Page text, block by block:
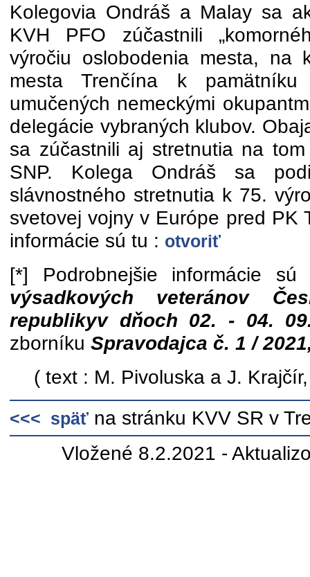
Kolegovia Ondráš a Malay sa
KVH PFO zúčastnili
výročiu oslobodenia mesta, na
mesta Trenčína k
umučených nemeckými
delegácie vybraných klubov.
sa zúčastnili aj stretnutia na
SNP. Kolega Ondráš sa
slávnostného stretnutia k 75.
svetovej vojny v Európe pred PK
informácie sú tu : otvoriť
[*] Podrobnejšie informácie
výsadkových veteránov
republikyv dňoch 02. - 04.
zborníku Spravodajca č. 1 /
( text : M. Pivoluska a J.
<<< späť na stránku KVV SR v
Vložené 8.2.2021 -